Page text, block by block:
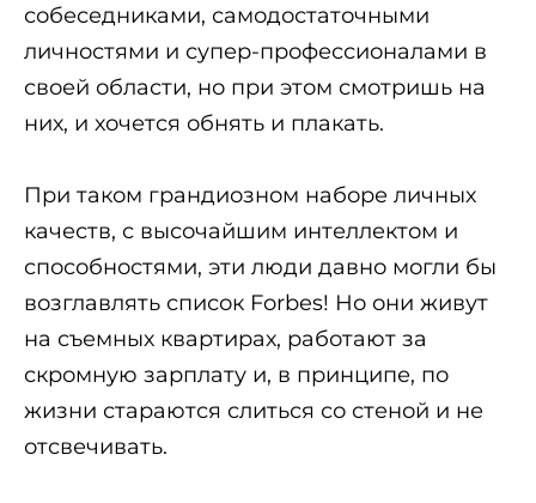
собеседниками, самодостаточными
личностями и супер-профессионалами в
своей области, но при этом смотришь на
них, и хочется обнять и плакать.
При таком грандиозном наборе личных
качеств, с высочайшим интеллектом и
способностями, эти люди давно могли бы
возглавлять список Forbes! Но они живут
на съемных квартирах, работают за
скромную зарплату и, в принципе, по
жизни стараются слиться со стеной и не
отсвечивать.